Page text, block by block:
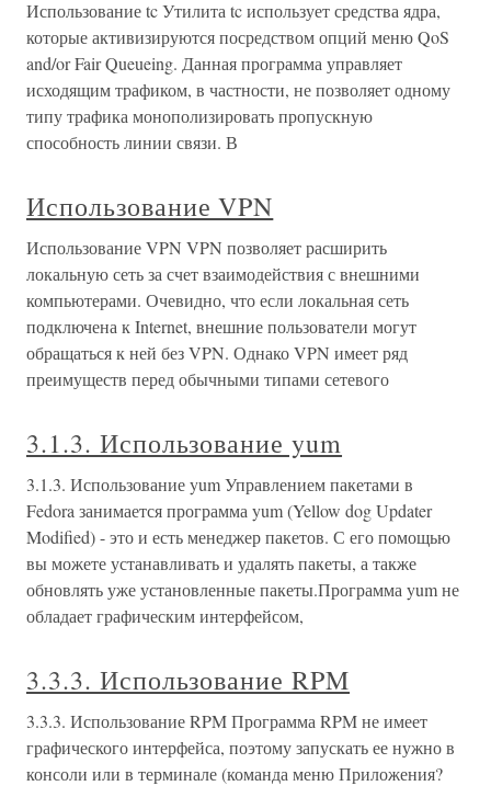
Использование tc Утилита tc использует средства ядра,
которые активизируются посредством опций меню QoS
and/or Fair Queueing. Данная программа управляет
исходящим трафиком, в частности, не позволяет одному
типу трафика монополизировать пропускную
способность линии связи. В
Использование VPN
Использование VPN VPN позволяет расширить
локальную сеть за счет взаимодействия с внешними
компьютерами. Очевидно, что если локальная сеть
подключена к Internet, внешние пользователи могут
обращаться к ней без VPN. Однако VPN имеет ряд
преимуществ перед обычными типами сетевого
3.1.3. Использование yum
3.1.3. Использование yum Управлением пакетами в
Fedora занимается программа yum (Yellow dog Updater
Modified) - это и есть менеджер пакетов. С его помощью
вы можете устанавливать и удалять пакеты, а также
обновлять уже установленные пакеты.Программа yum не
обладает графическим интерфейсом,
3.3.3. Использование RPM
3.3.3. Использование RPM Программа RPM не имеет
графического интерфейса, поэтому запускать ее нужно в
консоли или в терминале (команда меню Приложения?